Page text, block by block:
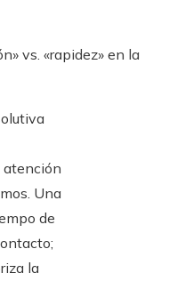
vs. «rapidez» en la
atención
Una
de
la